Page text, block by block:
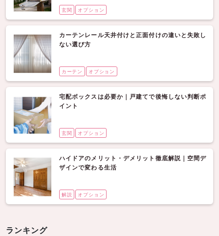
玄関 オプション
カーテンレール天井付けと正面付けの違いと失敗し
ない選び方
カーテン オプション
宅配ボックスは必要か｜戸建てで後悔しない判断ポ
イント
玄関 オプション
ハイドアのメリット・デメリット徹底解説｜空間デ
ザインで変わる生活
解説 オプション
ランキング